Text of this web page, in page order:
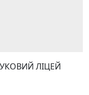
ЛІЦЕЙ